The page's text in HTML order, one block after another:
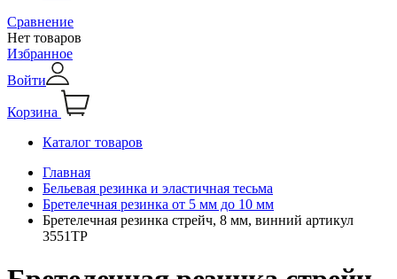
Сравнение
Нет товаров
Избранное
Войти
Корзина
Каталог товаров
Главная
Бельевая резинка и эластичная тесьма
Бретелечная резинка от 5 мм до 10 мм
Бретелечная резинка стрейч, 8 мм, винний артикул
3551ТР